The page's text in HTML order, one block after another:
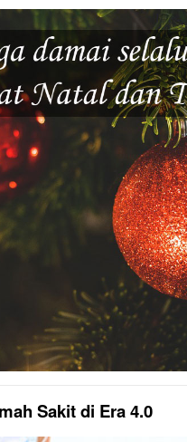
Sakit di Era 4.0